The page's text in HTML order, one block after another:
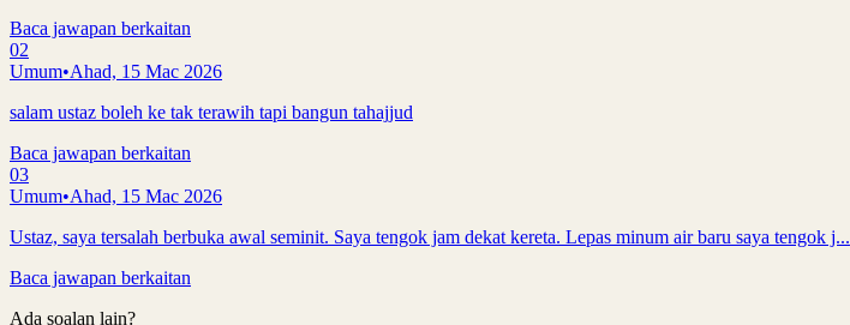
Baca jawapan berkaitan
02
Umum•Ahad, 15 Mac 2026
salam ustaz boleh ke tak terawih tapi bangun tahajjud
Baca jawapan berkaitan
03
Umum•Ahad, 15 Mac 2026
Ustaz, saya tersalah berbuka awal seminit. Saya tengok jam dekat kereta. Lepas minum air baru saya tengok j...
Baca jawapan berkaitan
Ada soalan lain?